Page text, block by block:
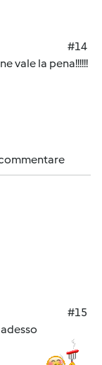
#14
vale la pena!!!!!!
#15